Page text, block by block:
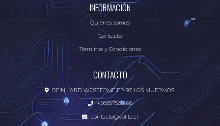
INFORMACIÓN
Quiénes somos
Contacto
Términos y Condiciones
CONTACTO
REINHARD WESTERMEIER 97, LOS MUERMOS.
+56957536996
contacto@vollta.cl